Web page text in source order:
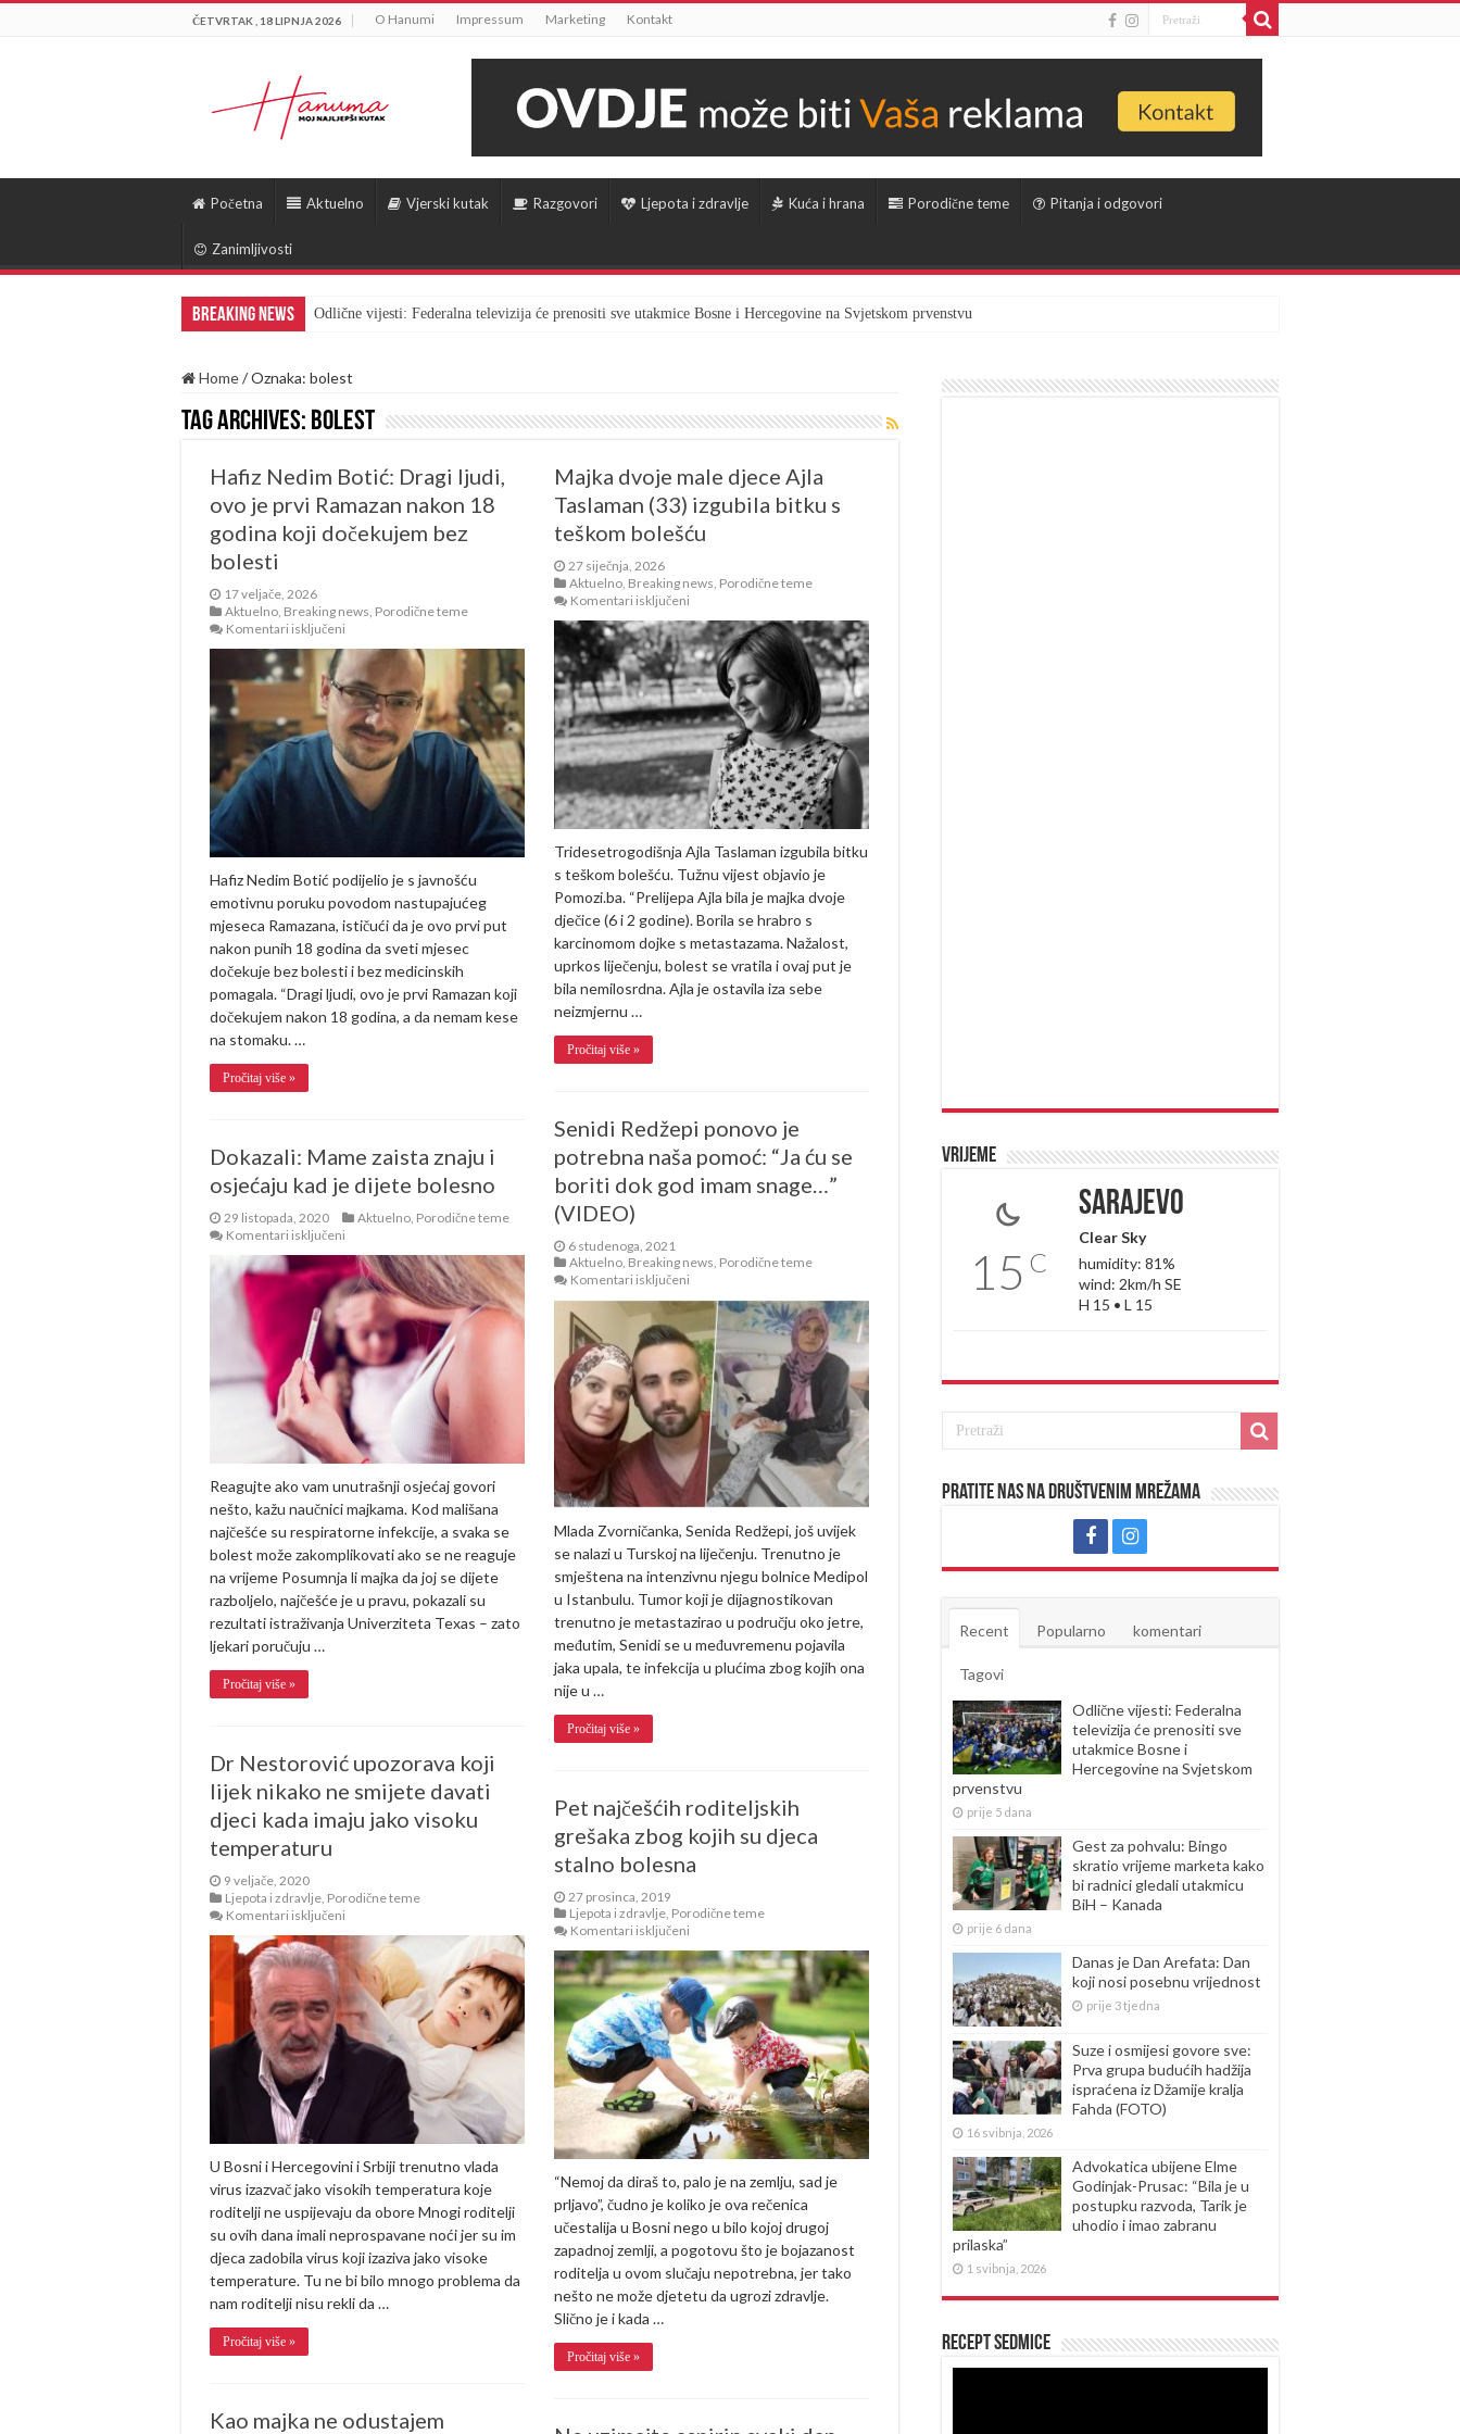
ČETVRTAK , 18 LIPNJA 2026 O Hanumi Impressum Marketing Kontakt
Početna Aktuelno Vjerski kutak Razgovori Ljepota i zdravlje Kuća i hrana Porodične teme Pitanja i odgovori
Zanimljivosti
Breaking News Odlične vijesti: Federalna televizija će prenositi sve utakmice Bosne i Hercegovine na Svjetskom prvenstvu
Gest za pohvalu: Bingo skratio vrijeme marketa kako bi radnici gledali utakmicu BiH – Kanada
Home/Oznaka: bolest
Tag Archives: bolest
Hafiz Nedim Botić: Dragi ljudi,
ovo je prvi Ramazan nakon 18
godina koji dočekujem bez
bolesti
17 veljače, 2026
Aktuelno, Breaking news, Porodične teme
Komentari isključeni
Nedim
Botić:
Dragi
ljudi,
ovo
je
prvi
Ramazan
nakon
18
dočekujem
bez
bolesti
Hafiz Nedim Botić podijelio je s javnošću
emotivnu poruku povodom nastupajućeg
mjeseca Ramazana, ističući da je ovo prvi put
nakon punih 18 godina da sveti mjesec
dočekuje bez bolesti i bez medicinskih
pomagala. “Dragi ljudi, ovo je prvi Ramazan koji
dočekujem nakon 18 godina, a da nemam kese
na stomaku. …
Pročitaj više »
Majka dvoje male djece Ajla
Taslaman (33) izgubila bitku s
teškom bolešću
27 siječnja, 2026
Aktuelno, Breaking news, Porodične teme
Komentari isključeni
dvoje
male
djece
Ajla
Taslaman
(33)
izgubila
bitku
teškom
bolešću
Tridesetrogodišnja Ajla Taslaman izgubila bitku
s teškom bolešću. Tužnu vijest objavio je
Pomozi.ba. “Prelijepa Ajla bila je majka dvoje
dječice (6 i 2 godine). Borila se hrabro s
karcinomom dojke s metastazama. Nažalost,
uprkos liječenju, bolest se vratila i ovaj put je
bila nemilosrdna. Ajla je ostavila iza sebe
neizmjernu …
Pročitaj više »
Senidi Redžepi ponovo je
potrebna naša pomoć: “Ja ću se
boriti dok god imam snage…”
(VIDEO)
6 studenoga, 2021
Aktuelno, Breaking news, Porodične teme
Komentari isključeni
Redžepi
ponovo
je
potrebna
naša
pomoć:
“Ja
ću
se
boriti
dok
god
imam
snage…”
(VIDEO)
Mlada Zvorničanka, Senida Redžepi, još uvijek
se nalazi u Turskoj na liječenju. Trenutno je
smještena na intenzivnu njegu bolnice Medipol
u Istanbulu. Tumor koji je dijagnostikovan
trenutno je metastazirao u području oko jetre,
međutim, Senidi se u međuvremenu pojavila
jaka upala, te infekcija u plućima zbog kojih ona
nije u …
Pročitaj više »
Dokazali: Mame zaista znaju i
osjećaju kad je dijete bolesno
29 listopada, 2020 Aktuelno, Porodične teme
Komentari isključeni
Mame
zaista
znaju
osjećaju
kad
je
dijete
bolesno
Reagujte ako vam unutrašnji osjećaj govori
nešto, kažu naučnici majkama. Kod mališana
najčešće su respiratorne infekcije, a svaka se
bolest može zakomplikovati ako se ne reaguje
na vrijeme Posumnja li majka da joj se dijete
razboljelo, najčešće je u pravu, pokazali su
rezultati istraživanja Univerziteta Texas – zato
ljekari poručuju …
Pročitaj više »
Dr Nestorović upozorava koji
lijek nikako ne smijete davati
djeci kada imaju jako visoku
temperaturu
9 veljače, 2020
Ljepota i zdravlje, Porodične teme
Komentari isključeni
Nestorović
upozorava
koji
lijek
nikako
ne
smijete
visoku
temperaturu
U Bosni i Hercegovini i Srbiji trenutno vlada
virus izazvač jako visokih temperatura koje
roditelji ne uspijevaju da obore Mnogi roditelji
su ovih dana imali neprospavane noći jer su im
djeca zadobila virus koji izaziva jako visoke
temperature. Tu ne bi bilo mnogo problema da
nam roditelji nisu rekli da …
Pročitaj više »
Pet najčešćih roditeljskih
grešaka zbog kojih su djeca
stalno bolesna
27 prosinca, 2019
Ljepota i zdravlje, Porodične teme
Komentari isključeni
najčešćih
roditeljskih
grešaka
zbog
kojih
su
djeca
stalno
bolesna
“Nemoj da diraš to, palo je na zemlju, sad je
prljavo”, čudno je koliko je ova rečenica
učestalija u Bosni nego u bilo kojoj drugoj
zapadnoj zemlji, a pogotovu što je bojazanost
roditelja u ovom slučaju nepotrebna, jer tako
nešto ne može djetetu da ugrozi zdravlje.
Slično je i kada …
Pročitaj više »
Kao majka ne odustajem
Vrijeme
15 C
Sarajevo
Clear Sky
humidity: 81%
wind: 2km/h SE
H 15 • L 15
Pratite nas na društvenim mrežama
Recent Popularno komentari
Tagovi
Odlične vijesti: Federalna
televizija će prenositi sve
utakmice Bosne i
Hercegovine na Svjetskom
prvenstvu
prije 5 dana
Gest za pohvalu: Bingo
skratio vrijeme marketa kako
bi radnici gledali utakmicu
BiH – Kanada
prije 6 dana
Danas je Dan Arefata: Dan
koji nosi posebnu vrijednost
prije 3 tjedna
Suze i osmijesi govore sve:
Prva grupa budućih hadžija
ispraćena iz Džamije kralja
Fahda (FOTO)
16 svibnja, 2026
Advokatica ubijene Elme
Godinjak-Prusac: “Bila je u
postupku razvoda, Tarik je
uhodio i imao zabranu
prilaska”
1 svibnja, 2026
Recept sedmice